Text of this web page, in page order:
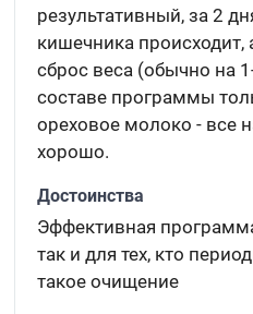
результативный, за 2
кишечника происходит,
сброс веса (обычно на
составе программы
ореховое молоко - все
хорошо.
Достоинства
Эффективная
так и для тех, кто
такое очищение